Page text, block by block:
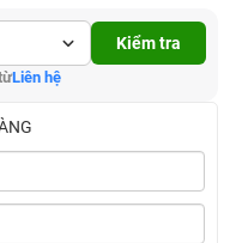
Kiểm tra
Liên hệ